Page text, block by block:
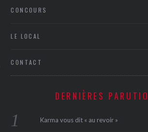
SOCIAUX
CONCOURS
LE LOCAL
CONTACT
DERNIÈRES
Karma vous dit « au revoir »